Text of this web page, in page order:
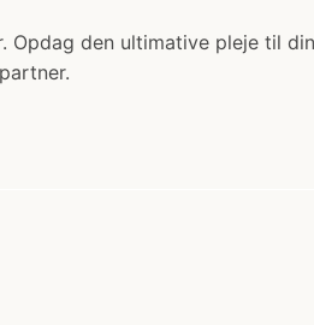
Opdag den ultimative pleje til